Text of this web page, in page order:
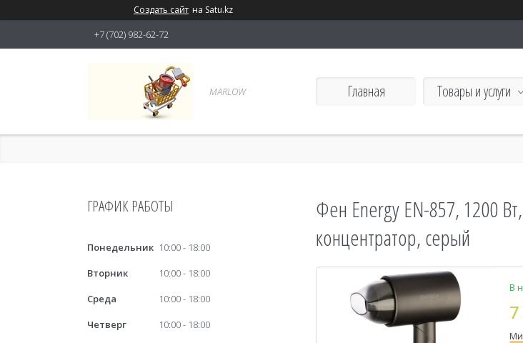
Создать сайт на Satu.kz
+7 (702) 982-62-72
MARLOW Главная Товары и услуги
Фен Energy EN-857, 1200
концентратор, серый
В
ГРАФИК РАБОТЫ
Понедельник 10:00
18:00
Вторник
10:00
18:00
Среда
10:00
18:00
Четверг
10:00
18:00